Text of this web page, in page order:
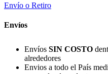
Envío o Retiro
Envíos
Envíos SIN COSTO
alrededores
Envios a todo el País